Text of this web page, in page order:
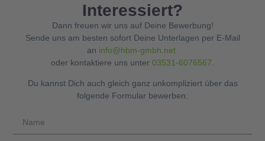
Interessiert?
Dann freuen wir uns auf Deine Bewerbung!
Sende uns am besten sofort Deine Unterlagen per E-Mail
an info@hbm-gmbh.net
oder kontaktiere uns unter 03531-6076567
Du kannst Dich auch gleich ganz unkompliziert über das
folgende Formular bewerben: